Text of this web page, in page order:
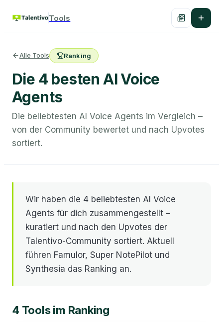
Tools
Alle Tools Ranking
Die 4 besten AI Voice
Agents
Die beliebtesten AI Voice Agents im Vergleich –
von der Community bewertet und nach Upvotes
sortiert.
Wir haben die 4 beliebtesten AI Voice
Agents für dich zusammengestellt –
kuratiert und nach den Upvotes der
Talentivo-Community sortiert. Aktuell
führen Famulor, Super NotePilot und
Synthesia das Ranking an.
4 Toolsim Ranking